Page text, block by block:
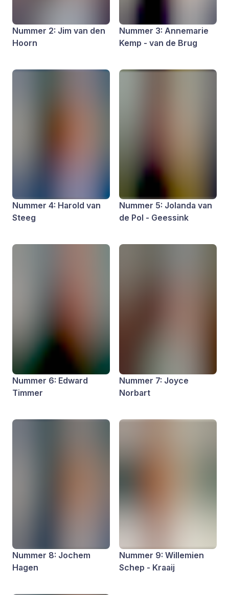
Nummer 2: Jim van den
Hoorn
Nummer 3: Annemarie
Kemp - van de Brug
Nummer 4: Harold van
Steeg
Nummer 5: Jolanda van
de Pol - Geessink
Nummer 6: Edward
Timmer
Nummer 7: Joyce
Norbart
Nummer 8: Jochem
Hagen
Nummer 9: Willemien
Schep - Kraaij